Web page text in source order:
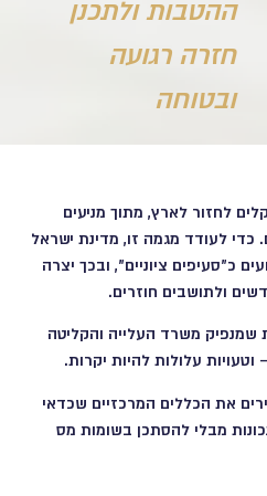
ההטבות ולתכנן
חזרה רגועה
ובטוחה
לחזור לארץ, מתוך מניעים
כדי לעודד מגמה זו, מדינת ישראל
כ"סעיפים ציוניים", ובכך יצרה
ולתושבים חוזרים.
שמנפיק משרד העלייה והקליטה
עלולות להיות יקרות.
את הכללים המרכזיים שכדאי
מבלי להסתכן בשומות מס